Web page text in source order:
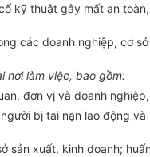
kỹ thuật gây mất an
các doanh nghiệp, cơ
nơi làm việc, bao gồm:
đơn vị và doanh
bị tai nạn lao động
sản xuất, kinh doanh; huấn